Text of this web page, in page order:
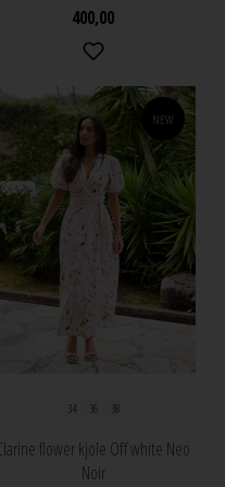
400,00
NEW
34 36 38
flower kjole Off white Neo
Noir